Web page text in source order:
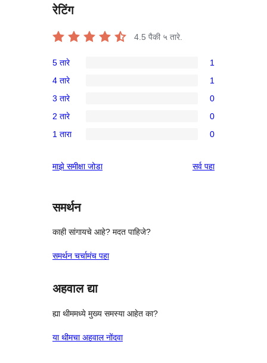
रेटिंग
4.5 पैकी ५ तारे.
5-
तारांकित
पुनरावलोकन
5 तारे 1
4-
तारांकित
पुनरावलोकन
4 तारे 1
3-
तारांकित
3 तारे 0
2-
परीक्षणे
2 तारे 0
तारांकित
1 तारा 0
माझे समीक्षा जोडा सर्वपुनरावलोकने
पहा
समर्थन
काही सांगायचे आहे? मदत पाहिजे?
समर्थन चर्चामंच पहा
अहवाल द्या
ह्या थीममध्ये मुख्य समस्या आहेत का?
या थीमचा अहवाल नोंदवा